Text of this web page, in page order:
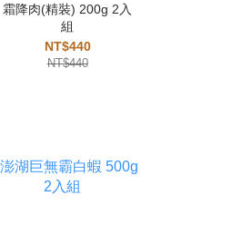
霜降肉(精裝) 200g 2入
組
NT$440
NT$440